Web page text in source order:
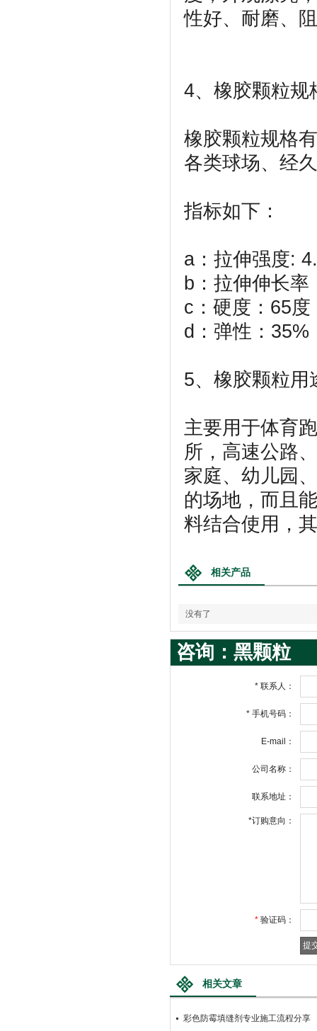
性好、耐磨、
4、橡胶颗粒规
橡胶颗粒规格
各类球场、经
指标如下：
a：拉伸强度:
b：拉伸伸长率
c：硬度：65
d：弹性：35%
5、橡胶颗粒用
主要用于体育
所，高速公路
家庭、幼儿园
的场地，而且
料结合使用，
相关产品
没有了
咨询：黑颗粒
* 联系人：
* 手机号码：
E-mail：
公司名称：
联系地址：
*订购意向：
* 验证码：
相关文章
彩色防霉填缝剂专业施工流程分享